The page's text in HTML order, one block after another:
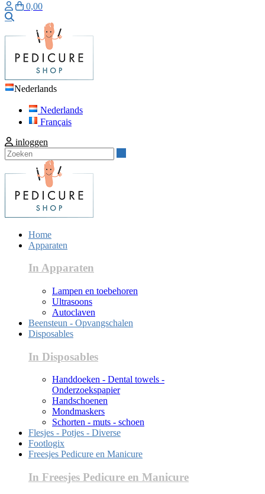
0,00
Nederlands
Nederlands
Français
inloggen
Home
Apparaten
In Apparaten
Lampen en toebehoren
Ultrasoons
Autoclaven
Beensteun - Opvangschalen
Disposables
In Disposables
Handdoeken - Dental towels -
Onderzoekspapier
Handschoenen
Mondmaskers
Schorten - muts - schoen
Flesjes - Potjes - Diverse
Footlogix
Freesjes Pedicure en Manicure
In Freesjes Pedicure en Manicure